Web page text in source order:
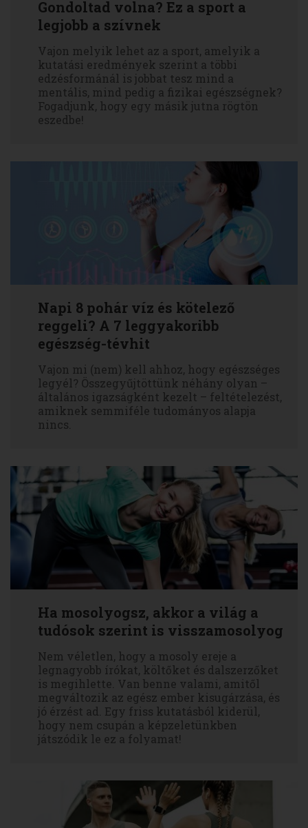
Gondoltad volna? Ez a sport a
legjobb a szívnek
Vajon melyik lehet az a sport, amelyik a
kutatási eredmények szerint a többi
edzésformánál is jobbat tesz mind a
mentális, mind pedig a fizikai egészségnek?
Fogadjunk, hogy egy másik jutna rögtön
eszedbe!
Napi 8 pohár víz és kötelező
reggeli? A 7 leggyakoribb
egészség-tévhit
Vajon mi (nem) kell ahhoz, hogy egészséges
legyél? Összegyűjtöttünk néhány olyan –
általános igazságként kezelt – feltételezést,
amiknek semmiféle tudományos alapja
nincs.
Ha mosolyogsz, akkor a világ a
tudósok szerint is visszamosolyog
Nem véletlen, hogy a mosoly ereje a
legnagyobb írókat, költőket és dalszerzőket
is megihlette. Van benne valami, amitől
megváltozik az egész ember kisugárzása, és
jó érzést ad. Egy friss kutatásból kiderül,
hogy nem csupán a képzeletünkben
játszódik le ez a folyamat!